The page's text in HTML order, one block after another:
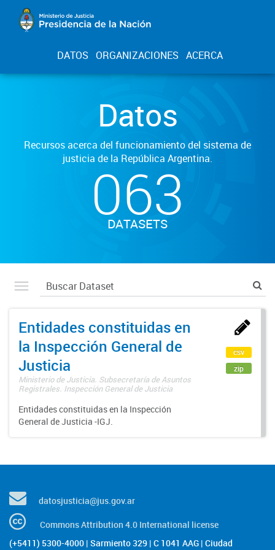
DATOS ORGANIZACIONES ACERCA
Datos
Recursos acerca del funcionamiento del sistema de
justicia de la República Argentina.
063
DATASETS
Entidades constituidas en
la Inspección General de
Justicia
Ministerio de Justicia. Subsecretaría de Asuntos
Registrales. Inspección General de Justicia
Entidades constituidas en la Inspección
General de Justicia -IGJ.
csv
zip
datosjusticia@jus.gov.ar
Commons Attribution 4.0 International license
(+5411) 5300-4000 | Sarmiento 329 | C 1041 AAG | Ciudad